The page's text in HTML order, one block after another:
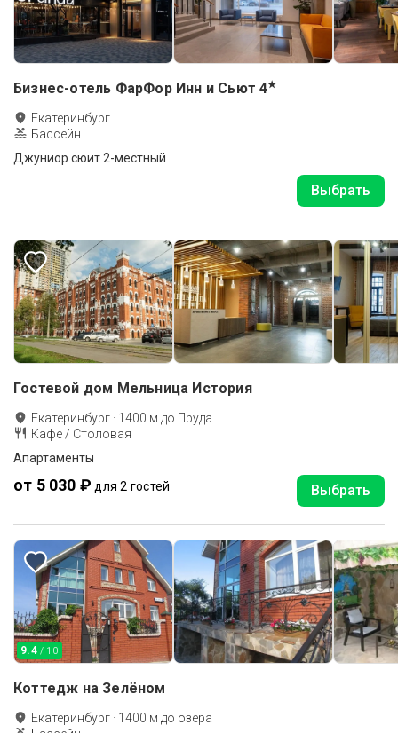
Бизнес-отель ФарФор Инн и Сьют 4★
Екатеринбург
Бассейн
Джуниор сюит 2-местный
Выбрать
Гостевой дом Мельница История
Екатеринбург · 1400 м до Пруда
Кафе / Столовая
Апартаменты
от 5 030 ₽ для 2 гостей Выбрать
9.4 / 10
Коттедж на Зелёном
Екатеринбург · 1400 м до озера